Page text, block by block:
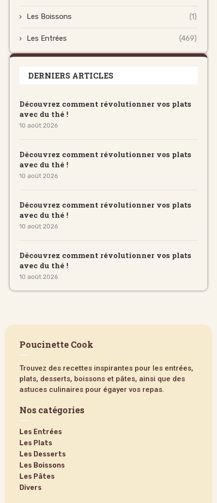
Les Boissons (1)
Les Entrées (469)
DERNIERS ARTICLES
Découvrez comment révolutionner vos plats
avec du thé !
10 août 2026
Découvrez comment révolutionner vos plats
avec du thé !
10 août 2026
Découvrez comment révolutionner vos plats
avec du thé !
10 août 2026
Découvrez comment révolutionner vos plats
avec du thé !
10 août 2026
Poucinette Cook
Trouvez des recettes inspirantes pour les entrées,
plats, desserts, boissons et pâtes, ainsi que des
astuces culinaires pour égayer vos repas.
Nos catégories
Les Entrées
Les Plats
Les Desserts
Les Boissons
Les Pâtes
Divers